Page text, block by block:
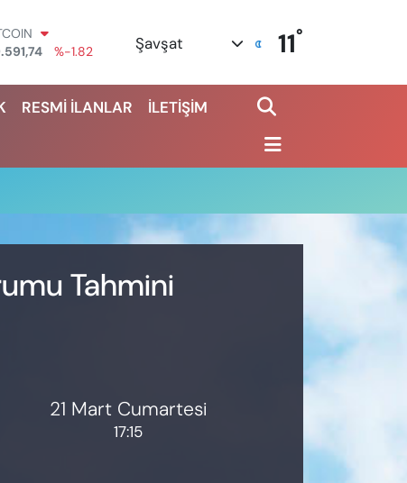
%-1.82
%0.02
Şavşat 11°
RESMİ İLANLAR
İLETİŞİM
Tahmini
21 Mart Cumartesi
17:15